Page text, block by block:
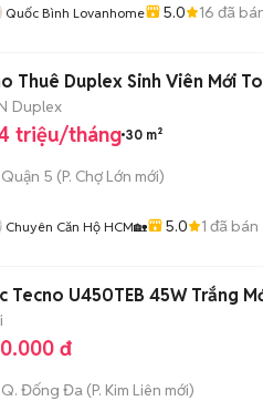
Quốc Bình Lovanhome 5.0 16 đã
Thuê Duplex Sinh Viên Mới
Duplex
triệu/tháng 30 m²
Quận 5 (P. Chợ Lớn mới)
Chuyên Căn Hộ HCM🏡 5.0 1 đã bán
Tecno U450TEB 45W Trắng
đ
Q. Đống Đa (P. Kim Liên mới)